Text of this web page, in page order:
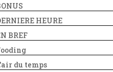
HEURE
BREF
du temps